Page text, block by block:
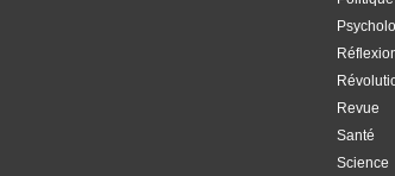
Revue
Santé
Science